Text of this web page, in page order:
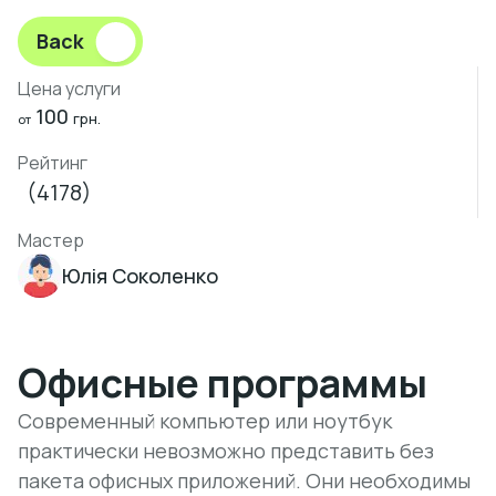
Back
Цена услуги
от 100 грн.
Рейтинг
(4178)
Мастер
Юлія Соколенко
Офисные программы
Современный компьютер или ноутбук
практически невозможно представить без
пакета офисных приложений. Они необходимы